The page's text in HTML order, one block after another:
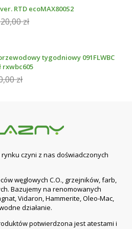
RTD ecoMAX800S2
zł
tygodniowy 091FLWBC
rxwbc605
zł
czyni z nas doświadczonych
węglowych C.O., grzejników, farb,
Bazujemy na renomowanych
Vidaron, Hammerite, Oleo-Mac,
działanie.
potwierdzona jest atestami i